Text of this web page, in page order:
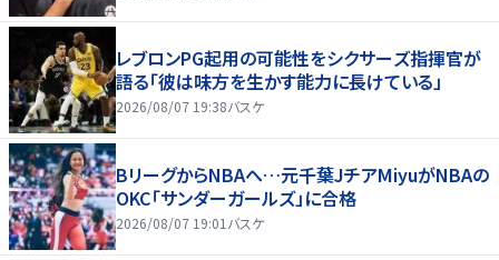
レブロンPG起用の可能性をシクサーズ指揮官が
語る「彼は味方を生かす能力に長けている」
2026/08/07 19:38バスケ
BリーグからNBAへ…元千葉JチアMiyuがNBAの
OKC「サンダーガールズ」に合格
2026/08/07 19:01 バスケ